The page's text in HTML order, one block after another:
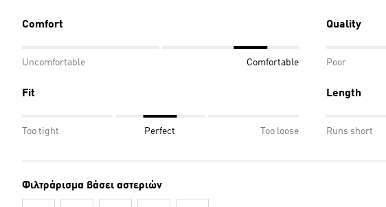
Comfort
Uncomfortable Comfortable
Quality
Poor
Fit
Too tight Perfect Too loose
Length
Runs short
Φιλτράρισμα βάσει αστεριών